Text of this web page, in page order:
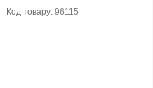
Код товару: 96115